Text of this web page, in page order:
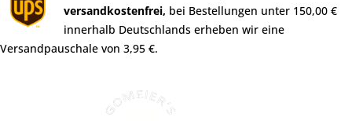
versandkostenfrei, bei Bestellungen unter 150,00 €
innerhalb Deutschlands erheben wir eine
Versandpauschale von 3,95 €.